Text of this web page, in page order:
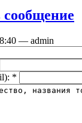
— admin
*